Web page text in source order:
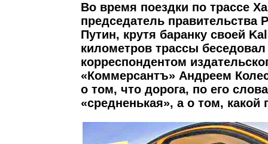
Во время поездки по трассе
председатель правительства
Путин, крутя баранку своей
километров трассы
корреспондентом
«Коммерсантъ» Андреем
о том, что дорога, по его
«средненькая», а о том, какой